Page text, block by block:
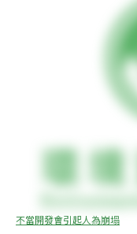
不當開發會引起人為崩塌